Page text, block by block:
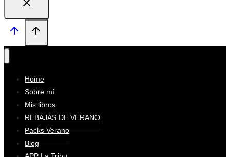
Home
Sobre mí
Mis libros
REBAJAS DE VERANO
Packs Verano
Blog